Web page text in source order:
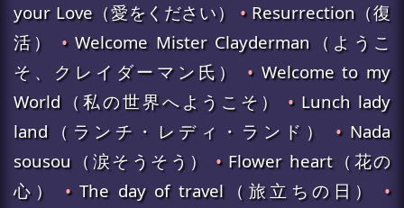
your Love（愛をください） •Resurrection（復
活） •Welcome Mister Clayderman（ようこ
そ、クレイダーマン氏） •Welcome to my
World（私の世界へようこそ） •Lunch lady
land（ランチ・レディ・ランド） •Nada
sousou（涙そうそう） •Flower heart（花の
心） •The day of travel（旅立ちの日） •